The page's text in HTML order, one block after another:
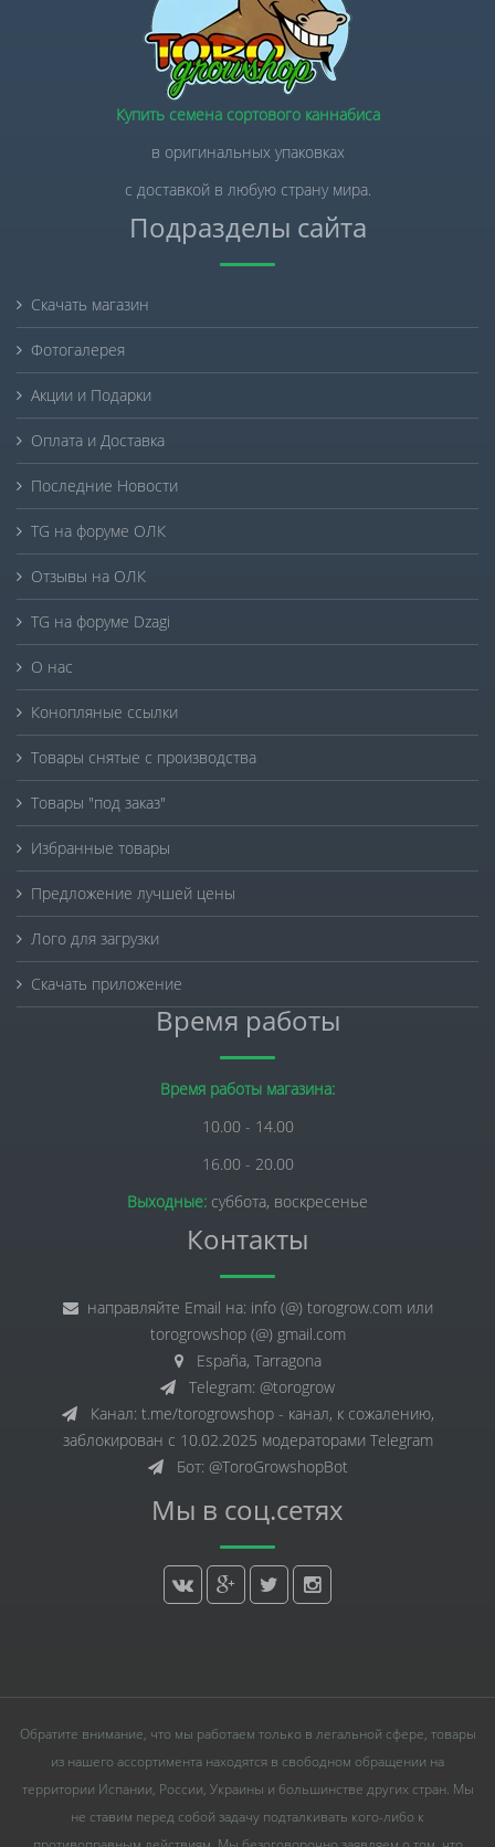
Купить семена сортового каннабиса
в оригинальных упаковках
с доставкой в любую страну мира.
Подразделы сайта
Скачать магазин
Фотогалерея
Акции и Подарки
Оплата и Доставка
Последние Новости
TG на форуме ОЛК
Отзывы на ОЛК
TG на форуме Dzagi
О нас
Конопляные ссылки
Товары снятые с производства
Товары "под заказ"
Избранные товары
Предложение лучшей цены
Лого для загрузки
Скачать приложение
Время работы
Время работы магазина:
10.00 - 14.00
16.00 - 20.00
Выходные: суббота, воскресенье
Контакты
направляйте Email на: info (@) torogrow.com или
torogrowshop (@) gmail.com
España, Tarragona
Telegram: @torogrow
Канал: t.me/torogrowshop - канал, к сожалению,
заблокирован с 10.02.2025 модераторами Telegram
Бот: @ToroGrowshopBot
Мы в соц.сетях
Обратите внимание, что мы работаем только в легальной сфере, товары
из нашего ассортимента находятся в свободном обращении на
территории Испании, России, Украины и большинстве других стран. Мы
не ставим перед собой задачу подталкивать кого-либо к